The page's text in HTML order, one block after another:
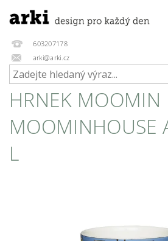
603207178
arki@arki.cz
HRNEK MOOMIN
MOOMINHOUSE
L